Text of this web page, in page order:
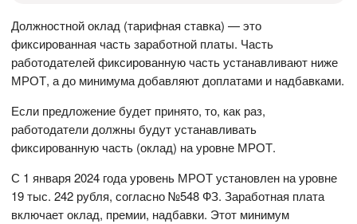
Должностной оклад (тарифная ставка) — это
фиксированная часть заработной платы. Часть
работодателей фиксированную часть устанавливают ниже
МРОТ, а до минимума добавляют доплатами и надбавками.
Если предложение будет принято, то, как раз,
работодатели должны будут устанавливать
фиксированную часть (оклад) на уровне МРОТ.
С 1 января 2024 года уровень МРОТ установлен на уровне
19 тыс. 242 рубля, согласно №548 ФЗ. Заработная плата
включает оклад, премии, надбавки. Этот минимум